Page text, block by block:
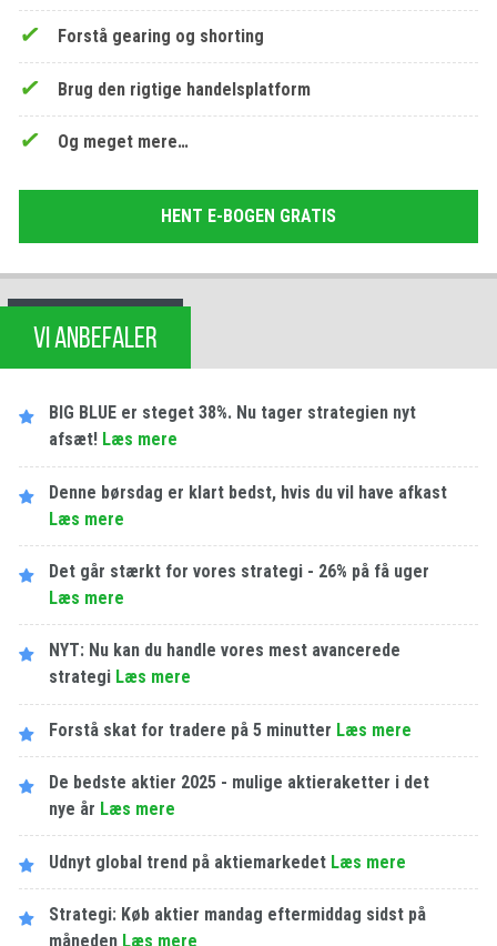
Forstå gearing og shorting
Brug den rigtige handelsplatform
Og meget mere…
HENT E-BOGEN GRATIS
VI ANBEFALER
BIG BLUE er steget 38%. Nu tager strategien nyt
afsæt! Læs mere
Denne børsdag er klart bedst, hvis du vil have afkast
Læs mere
Det går stærkt for vores strategi - 26% på få uger
Læs mere
NYT: Nu kan du handle vores mest avancerede
strategi Læs mere
Forstå skat for tradere på 5 minutter Læs mere
De bedste aktier 2025 - mulige aktieraketter i det
nye år Læs mere
Udnyt global trend på aktiemarkedet Læs mere
Strategi: Køb aktier mandag eftermiddag sidst på
måneden Læs mere